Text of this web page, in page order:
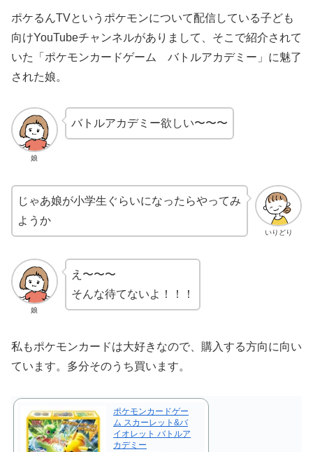
ポケるんTVというポケモンについて配信している子ども
向けYouTubeチャンネルがありまして、そこで紹介されて
いた「ポケモンカードゲーム バトルアカデミー」に魅了
された娘。
娘
バトルアカデミー欲しい〜〜〜
いりどり
じゃあ娘が小学生ぐらいになったらやってみ
ようか
娘
え〜〜〜
そんな待てないよ！！！
私もポケモンカードは大好きなので、購入する方向に向い
ています。多分そのうち買います。
ポケモンカードゲー
ム スカーレット&バ
イオレット バトルア
カデミー